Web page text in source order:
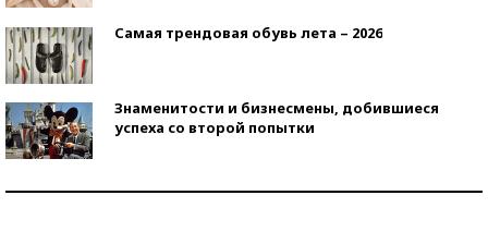
Самая трендовая обувь лета – 2026
Знаменитости и бизнесмены, добившиеся
успеха со второй попытки